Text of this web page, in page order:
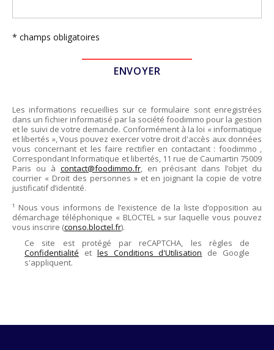
* champs obligatoires
Les informations recueillies sur ce formulaire sont enregistrées
dans un fichier informatisé par la société foodimmo pour la gestion
et le suivi de votre demande. Conformément à la loi « informatique
et libertés », Vous pouvez exercer votre droit d'accès aux données
vous concernant et les faire rectifier en contactant : foodimmo ,
Correspondant Informatique et libertés, 11 rue de Caumartin 75009
Paris ou à contact@foodimmo.fr, en précisant dans l’objet du
courrier « Droit des personnes » et en joignant la copie de votre
justificatif d’identité.
¹ Nous vous informons de l’existence de la liste d’opposition au
démarchage téléphonique « BLOCTEL » sur laquelle vous pouvez
vous inscrire (conso.bloctel.fr).
Ce site est protégé par reCAPTCHA, les règles de
Confidentialité et les Conditions d'Utilisation de Google
s'appliquent.